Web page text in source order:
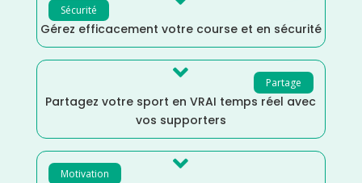
Sécurité
Gérez efficacement votre course et en sécurité
Partage

Partagez votre sport en VRAI temps réel avec
vos supporters
Motivation 